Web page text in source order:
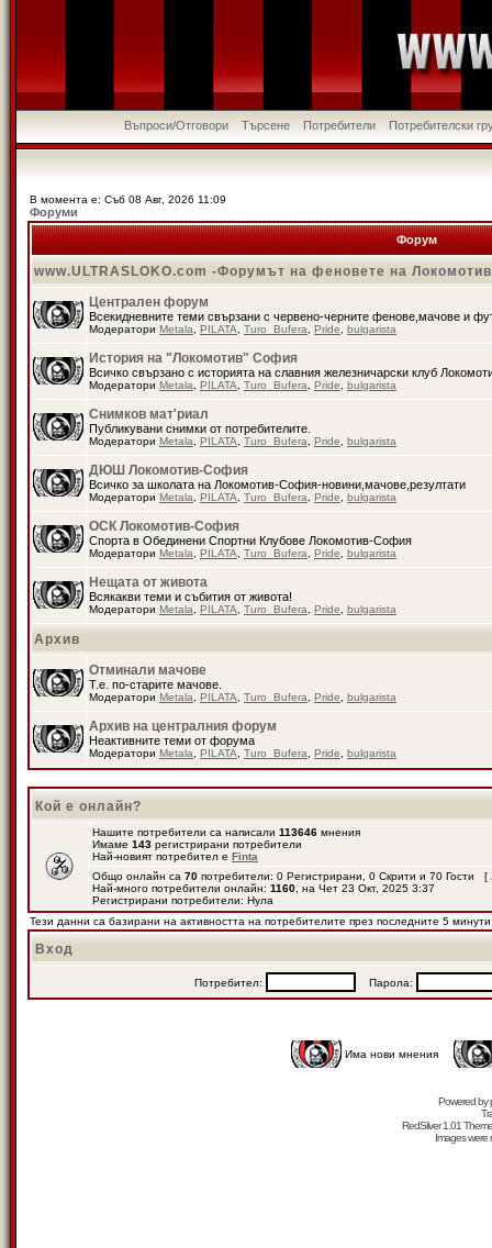
Въпроси/Отговори Търсене Потребители Потребителски
В момента е: Съб 08 Авг, 2026 11:09
Форуми
Форум
www.ULTRASLOKO.com -Форумът на феновете на
Централен форум
Всекидневните теми свързани с червено-черните фенове,мачове и
Модератори Metala PILATA Turo_Bufera Pride bulgarista
История на "Локомотив" София
Всичко свързано с историята на славния железничарски клуб
Модератори Metala PILATA Turo_Bufera Pride bulgarista
Снимков мат'риал
Публикувани снимки от потребителите.
Модератори Metala PILATA Turo_Bufera Pride bulgarista
ДЮШ Локомотив-София
Всичко за школата на Локомотив-София-новини,мачове,резултати
Модератори Metala PILATA Turo_Bufera Pride bulgarista
ОСК Локомотив-София
Спорта в Обединени Спортни Клубове Локомотив-София
Модератори Metala PILATA Turo_Bufera Pride bulgarista
Нещата от живота
Всякакви теми и събития от живота!
Модератори Metala PILATA Turo_Bufera Pride bulgarista
Архив
Отминали мачове
Т.е. по-старите мачове.
Модератори Metala PILATA Turo_Bufera Pride bulgarista
Архив на централния форум
Неактивните теми от форума
Модератори Metala PILATA Turo_Bufera Pride bulgarista
Кой е онлайн?
Нашите потребители са написали 113646 мнения
Имаме 143 регистрирани потребители
Най-новият потребител е Finta
Общо онлайн са 70 потребители: 0 Регистрирани, 0 Скрити и 70 Гости [
Най-много потребители онлайн: 1160 , на Чет 23 Окт, 2025 3:37
Регистрирани потребители: Нула
Тези данни са базирани на активността на потребителите през последните 5 минути
Вход
Потребител: Парола:
Има нови мнения
Powered by
RedSilver 1.01
Images were